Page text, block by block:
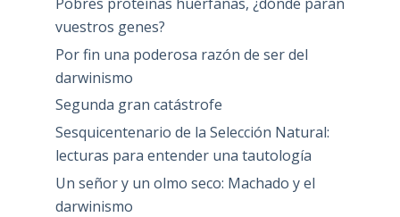
vuestros genes?
Por fin una poderosa razón de ser del
darwinismo
Segunda gran catástrofe
Sesquicentenario de la Selección Natural:
lecturas para entender una tautología
Un señor y un olmo seco: Machado y el
darwinismo